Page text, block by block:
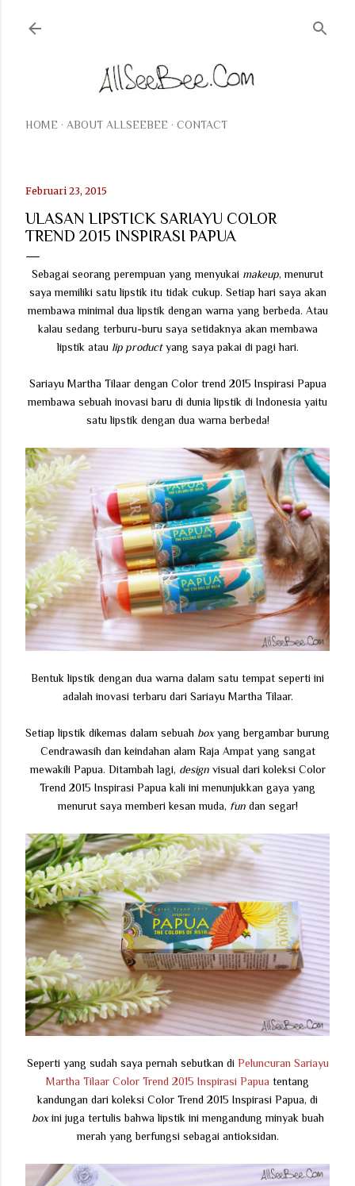
HOME ABOUT ALLSEEBEE CONTACT
Februari 23, 2015
ULASAN LIPSTICK SARIAYU COLOR
TREND 2015 INSPIRASI PAPUA
Sebagai seorang perempuan yang menyukai makeup, menurut
saya memiliki satu lipstik itu tidak cukup. Setiap hari saya akan
membawa minimal dua lipstik dengan warna yang berbeda. Atau
kalau sedang terburu-buru saya setidaknya akan membawa
lipstik atau lip productyang saya pakai di pagi hari.
Sariayu Martha Tilaar dengan Color trend 2015 Inspirasi Papua
membawa sebuah inovasi baru di dunia lipstik di Indonesia yaitu
satu lipstik dengan dua warna berbeda!
Bentuk lipstik dengan dua warna dalam satu tempat seperti ini
adalah inovasi terbaru dari Sariayu Martha Tilaar.
Setiap lipstik dikemas dalam sebuah boxyang bergambar burung
Cendrawasih dan keindahan alam Raja Ampat yang sangat
mewakili Papua. Ditambah lagi, designvisual dari koleksi Color
Trend 2015 Inspirasi Papua kali ini menunjukkan gaya yang
menurut saya memberi kesan muda, fundan segar!
Seperti yang sudah saya pernah sebutkan di Peluncuran Sariayu
Martha Tilaar Color Trend 2015 Inspirasi Papua tentang
kandungan dari koleksi Color Trend 2015 Inspirasi Papua, di
boxini juga tertulis bahwa lipstik ini mengandung minyak buah
merah yang berfungsi sebagai antioksidan.